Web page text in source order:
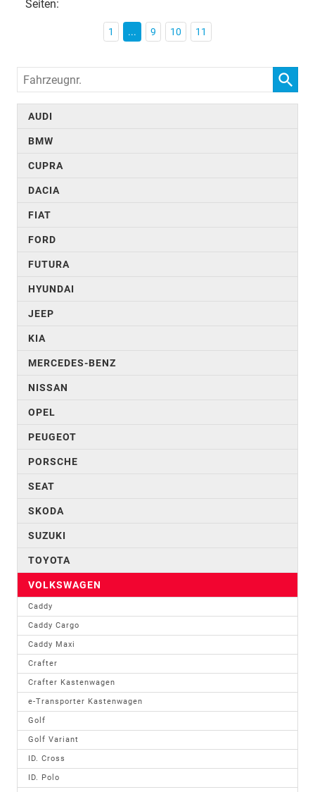
Seiten:
1 ... 9 10 11
Fahrzeugnr.
AUDI
BMW
CUPRA
DACIA
FIAT
FORD
FUTURA
HYUNDAI
JEEP
KIA
MERCEDES-BENZ
NISSAN
OPEL
PEUGEOT
PORSCHE
SEAT
SKODA
SUZUKI
TOYOTA
VOLKSWAGEN
Caddy
Caddy Cargo
Caddy Maxi
Crafter
Crafter Kastenwagen
e-Transporter Kastenwagen
Golf
Golf Variant
ID. Cross
ID. Polo